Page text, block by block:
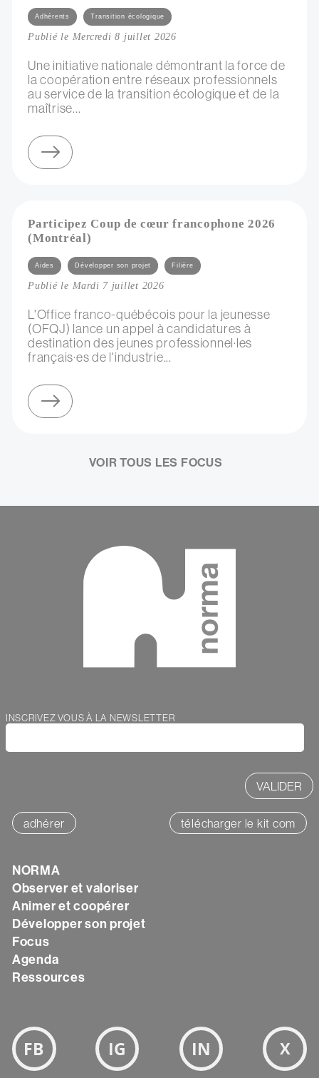
Catégories
Adhérents Transition écologique
Publié le Mercredi 8 juillet 2026
Une initiative nationale démontrant la force de
la coopération entre réseaux professionnels
au service de la transition écologique et de la
maîtrise...
Participez Coup de cœur francophone 2026
(Montréal)
Catégories
Aides Développer son projet Filière
Publié le Mardi 7 juillet 2026
L'Office franco-québécois pour la jeunesse
(OFQJ) lance un appel à candidatures à
destination des jeunes professionnel·les
français·es de l'industrie...
VOIR TOUS LES FOCUS
Webform
INSCRIVEZ VOUS À LA NEWSLETTER
adhérer télécharger le kit com
Texte
NORMA
Observer et valoriser
Animer et coopérer
Développer son projet
Focus
Agenda
Ressources
Bloc
Réseaux